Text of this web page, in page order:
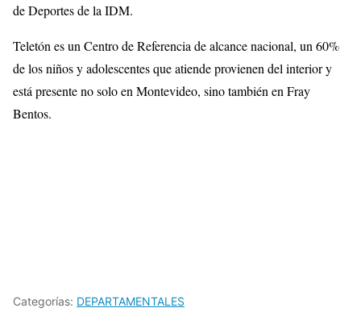
de Deportes de la IDM.
Teletón es un Centro de Referencia de alcance nacional, un 60%
de los niños y adolescentes que atiende provienen del interior y
está presente no solo en Montevideo, sino también en Fray
Bentos.
Categorías: DEPARTAMENTALES